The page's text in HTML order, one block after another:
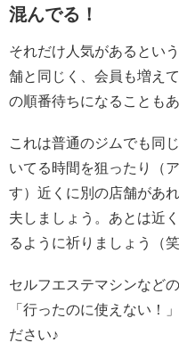
混んでる！
それだけ人気があるとい
舗と同じく、会員も増え
の順番待ちになることもあ
これは普通のジムでも同
いてる時間を狙ったり（
す）近くに別の店舗があ
夫しましょう。あとは近
るように祈りましょう（笑
セルフエステマシンなど
「行ったのに使えない！
ださい♪